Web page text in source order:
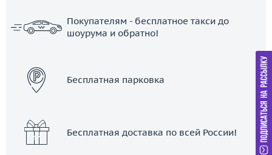
Покупателям - бесплатное такси до
шоурума и обратно!
Бесплатная парковка
Бесплатная доставка по всей России!